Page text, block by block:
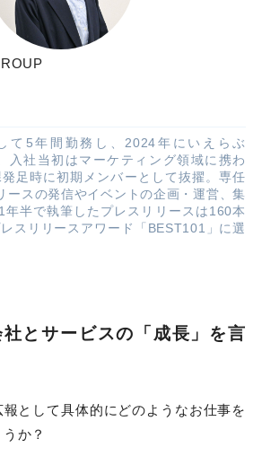
て5年間勤務し、2024年にいえらぶ
入社当初はマーケティング領域に携わ
足時に初期メンバーとして抜擢。専任
ースの発信やイベントの企画・運営、集
年半で執筆したプレスリリースは160本
スリリースアワード「BEST101」に選
とサービスの「成長」を言
として具体的にどのようなお仕事を
か？